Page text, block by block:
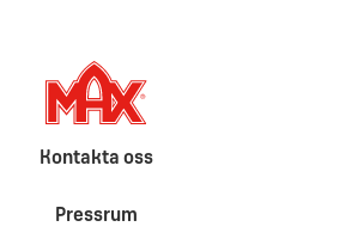
Kontakta oss
Pressrum